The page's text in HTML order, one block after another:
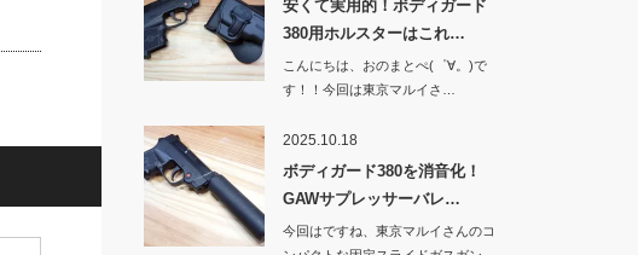
安くて実用的！ボディガード
380用ホルスターはこれ…
こんにちは、おのまとぺ(゜∀。)で
す！！今回は東京マルイさ…
2025.10.18
ボディガード380を消音化！
GAWサプレッサーバレ…
今回はですね、東京マルイさんのコ